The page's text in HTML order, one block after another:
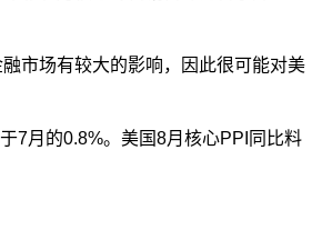
市场有较大的影响，因此很可能对美
7月的0.8%。美国8月核心PPI同比料